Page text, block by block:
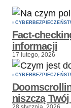
Fact-
informacji
17 lutego, 2026
niszczą